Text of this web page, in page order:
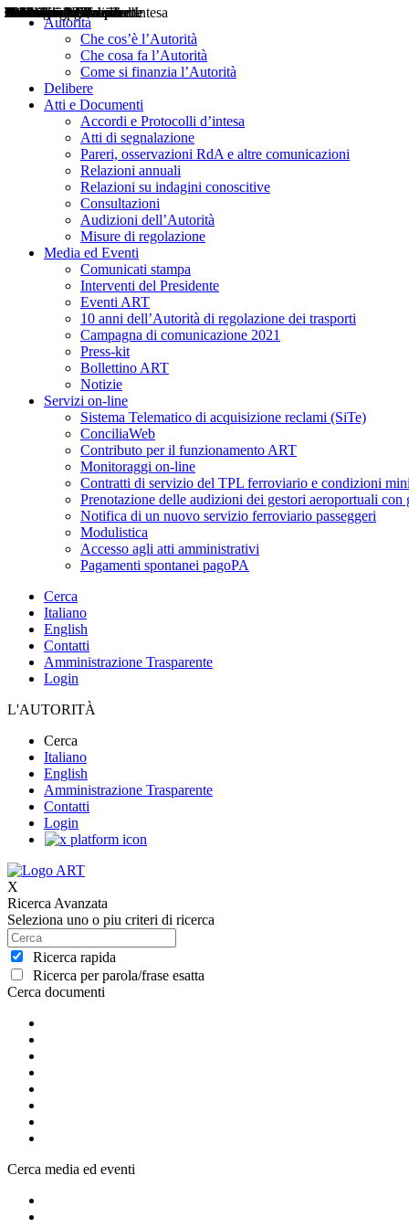
Autorità
Che cos’è l’Autorità
Che cosa fa l’Autorità
Come si finanzia l’Autorità
Delibere
Atti e Documenti
Accordi e Protocolli d’intesa
Atti di segnalazione
Pareri, osservazioni RdA e altre comunicazioni
Relazioni annuali
Relazioni su indagini conoscitive
Consultazioni
Audizioni dell’Autorità
Misure di regolazione
Media ed Eventi
Comunicati stampa
Interventi del Presidente
Eventi ART
10 anni dell’Autorità di regolazione dei trasporti
Campagna di comunicazione 2021
Press-kit
Bollettino ART
Notizie
Servizi on-line
Sistema Telematico di acquisizione reclami (SiTe)
ConciliaWeb
Contributo per il funzionamento ART
Monitoraggi on-line
Contratti di servizio del TPL ferroviario e condizioni
Prenotazione delle audizioni dei gestori aeroportuali con
Notifica di un nuovo servizio ferroviario passeggeri
Modulistica
Accesso agli atti amministrativi
Pagamenti spontanei pagoPA
Cerca
Italiano
English
Contatti
Amministrazione Trasparente
Login
L'AUTORITÀ
Cerca
Italiano
English
Amministrazione Trasparente
Contatti
Login
X
Ricerca Avanzata
Seleziona uno o piu criteri di ricerca
Ricerca rapida
Ricerca per parola/frase esatta
Cerca documenti
Delibere
Pareri
Consultazioni
Audizioni
Atti di Segnalazione
Accordi e Protocolli d'Intesa
Relazioni annuali
Misure di regolazione
Cerca media ed eventi
Notizie
Comunicati Stampa
Bollettini ART
Convegni ART
Interviste del Presidente
Articoli in primo piano
Interventi del Presidente
2004
2005
2010
2013
2014
2015
2016
2017
2018
2019
202
2020
2021
2022
2023
2024
2025
2026
Aereo
Marittimo
Terrestre